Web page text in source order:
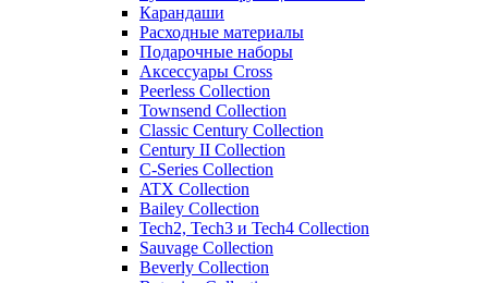
Карандаши
Расходные материалы
Подарочные наборы
Аксессуары Cross
Peerless Collection
Townsend Collection
Classic Century Collection
Century II Collection
C-Series Collection
ATX Collection
Bailey Collection
Tech2, Tech3 и Tech4 Collection
Sauvage Collection
Beverly Collection